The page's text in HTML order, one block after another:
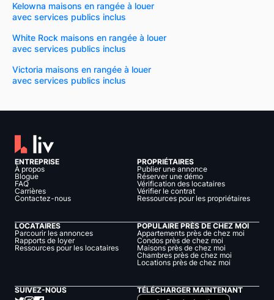
Kelowna maisons en rangée à louer
avec services publics inclus
White Rock maisons en rangée à louer
avec services publics inclus
Victoria maisons en rangée à louer
avec services publics inclus
ENTREPRISE
À propos
Blogue
FAQ
Carrières
Contactez-nous
PROPRIÉTAIRES
Publier une annonce
Réserver une démo
Vérification des locataires
Vérifier le contrat
Ressources pour les propriétaires
LOCATAIRES
Parcourir les annonces
Rapports de loyer
Ressources pour les locataires
POPULAIRE PRÈS DE CHEZ MOI
Appartements près de chez moi
Condos près de chez moi
Maisons près de chez moi
Chambres près de chez moi
Locations près de chez moi
SUIVEZ-NOUS TÉLÉCHARGER MAINTENANT